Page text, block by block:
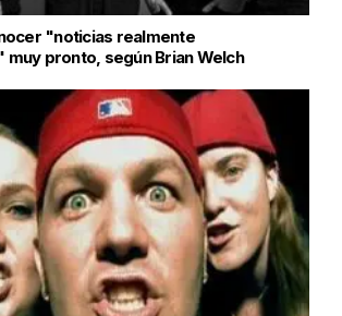
"noticias realmente
pronto, según Brian Welch